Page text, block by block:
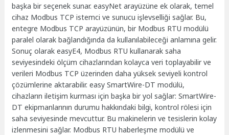
başka bir seçenek sunar. easyNet arayüzüne ek olarak, temel
cihaz Modbus TCP istemci ve sunucu işlevselliği sağlar. Bu,
entegre Modbus TCP arayüzünün, bir Modbus RTU modülü
paralel olarak bağlandığında da kullanılabileceği anlamına gelir.
Sonuç olarak easyE4, Modbus RTU kullanarak saha
seviyesindeki ölçüm cihazlarından kolayca veri toplayabilir ve
verileri Modbus TCP üzerinden daha yüksek seviyeli kontrol
çözümlerine aktarabilir. easy SmartWire-DT modülü,
cihazların iletişim kurması için başka bir yol sağlar: SmartWire-
DT ekipmanlarının durumu hakkındaki bilgi, kontrol rölesi için
saha seviyesinde mevcuttur. Bu makinelerin ve tesislerin kolay
izlenmesini sağlar. Modbus RTU haberleşme modülü ve